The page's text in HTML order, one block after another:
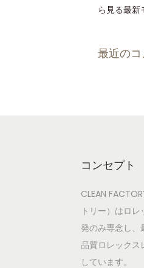
ら見る最新
最近のコ
コンセプト
CLEAN
トリー）はロ
発のみ専念し、
品質ロレックス
しています。